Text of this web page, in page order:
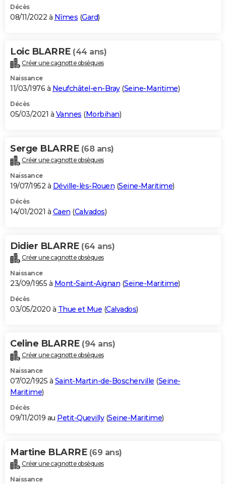
Décès
08/11/2022 à Nîmes (Gard)
Loic BLARRE (44 ans)
Créer une cagnotte obsèques
Naissance
11/03/1976 à Neufchâtel-en-Bray(Seine-Maritime)
Décès
05/03/2021 à Vannes (Morbihan)
Serge BLARRE (68 ans)
Créer une cagnotte obsèques
Naissance
19/07/1952 à Déville-lès-Rouen (Seine-Maritime)
Décès
14/01/2021 à Caen (Calvados)
Didier BLARRE (64 ans)
Créer une cagnotte obsèques
Naissance
23/09/1955 à Mont-Saint-Aignan (Seine-Maritime)
Décès
03/05/2020 à Thue et Mue (Calvados)
Celine BLARRE (94 ans)
Créer une cagnotte obsèques
Naissance
07/02/1925 à Saint-Martin-de-Boscherville (Seine-
Maritime)
Décès
09/11/2019 au Petit-Quevilly(Seine-Maritime)
Martine BLARRE (69 ans)
Créer une cagnotte obsèques
Naissance